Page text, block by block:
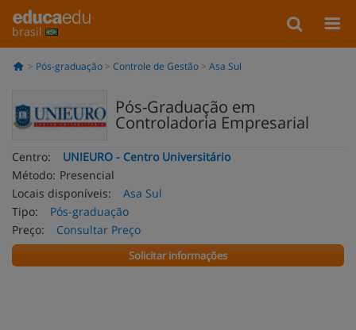
brasil
Pós-graduação Controle de Gestão Asa Sul
Pós-Graduação em
Controladoria Empresarial
Centro:
UNIEURO - Centro Universitário
Método: Presencial
Locais disponíveis:
Asa Sul
Tipo:
Pós-graduação
Preço:
Consultar Preço
Solicitar informações